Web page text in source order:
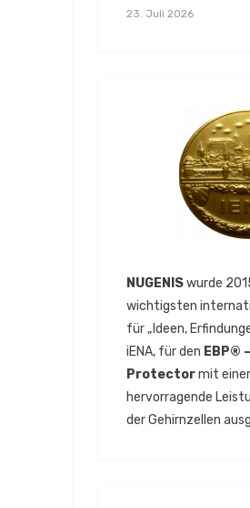
23. Juli 2026
NUGENISwurde
wichtigsten
für „Ideen,
iENA, für den EBP®
Protectormit
hervorragende
der Gehirnzellen